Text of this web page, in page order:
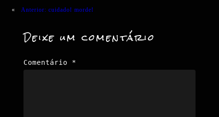
« Anterior: cuidado! morde!
Deixe um comentário
Comentário *